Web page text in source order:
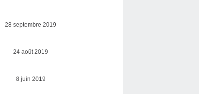
28 septembre 2019
24 août 2019
8 juin 2019